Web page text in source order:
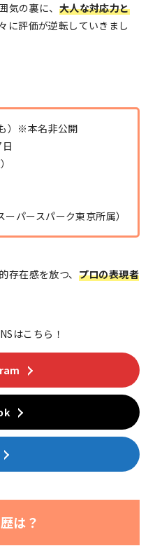
気の裏に、 大人な対応力と
に評価が逆転していきまし
）※本名非公開
パースパーク東京所属）
存在感を放つ、 プロの表現者
はこちら！
は？